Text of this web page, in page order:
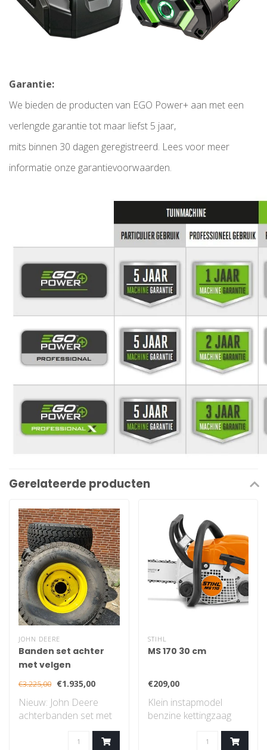
Garantie:
We bieden de producten van EGO Power+ aan met een
verlengde garantie tot maar liefst 5 jaar,
mits binnen 30 dagen geregistreerd. Lees voor meer
informatie onze garantievoorwaarden.
Gerelateerde producten
JOHN DEERE
Banden set achter
met velgen
€3.225,00 €1.935,00
Nieuw: John Deere
achterbanden set met
velgen, gazon profiel..
STIHL
MS 170 30 cm
€209,00
Klein instapmodel
benzine kettingzaag
met STIHL 2-MIX-